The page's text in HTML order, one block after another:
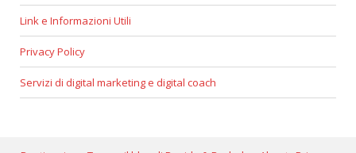
Link e Informazioni Utili
Privacy Policy
Servizi di digital marketing e digital coach